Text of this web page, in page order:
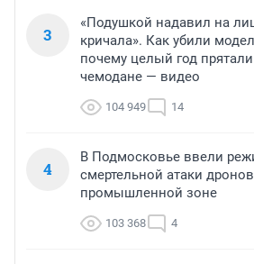
3
«Подушкой надавил на
кричала». Как убили
почему целый год
чемодане — видео
104 949 14
4
В Подмосковье ввели
смертельной атаки
промышленной зоне
103 368 4